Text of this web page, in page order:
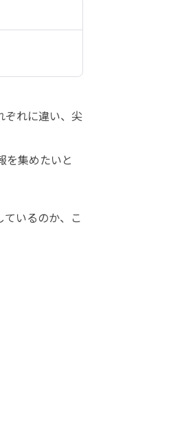
ぞれに違い、尖
を集めたいと
いるのか、こ